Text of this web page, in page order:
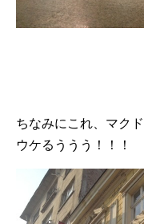
ちなみにこれ、マク
ウケるううう！！！